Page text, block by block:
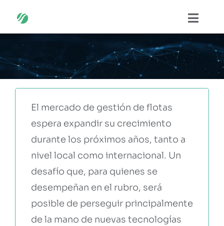
SOLUCIONES
SOBRE NOSOTROS
CASOS DE ÉXITO
EVENTOS
PARTNERS
El mercado de gestión de flotas
espera expandir su crecimiento
durante los próximos años, tanto a
nivel local como internacional. Un
desafío que, para quienes se
desempeñan en el rubro, será
posible de perseguir principalmente
de la mano de nuevas tecnologías